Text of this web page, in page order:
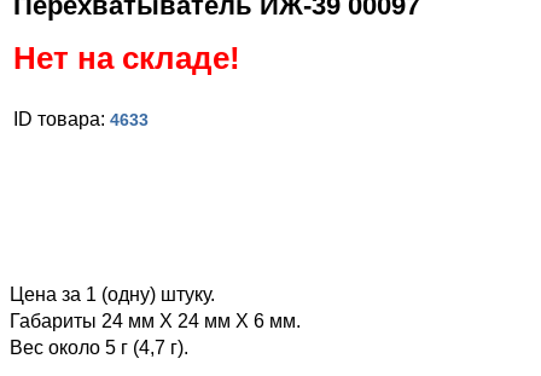
Нет на складе!
ID товара: 4633
Цена за 1 (одну) штуку.
Габариты 24 мм Х 24 мм Х 6 мм.
Вес около 5 г (4,7 г).